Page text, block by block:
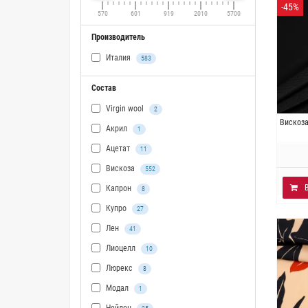
570 601 919 2010 5700
Производитель
Италия 583
Состав
Virgin wool 2
Акрил 1
Ацетат 11
Вискоза 552
Капрон 8
Купро 27
Лен 41
Лиоцелл 10
Люрекс 8
Модал 1
-45%